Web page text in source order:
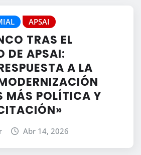
APSAI
TRAS EL
DE APSAI:
A LA
MÁS POLÍTICA Y
Abr 14, 2026